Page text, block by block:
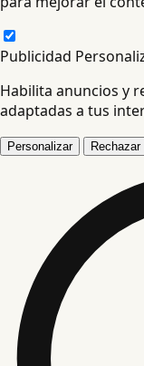
Publicidad
Habilita anuncios y
adaptadas a tus
Personalizar Rechazar